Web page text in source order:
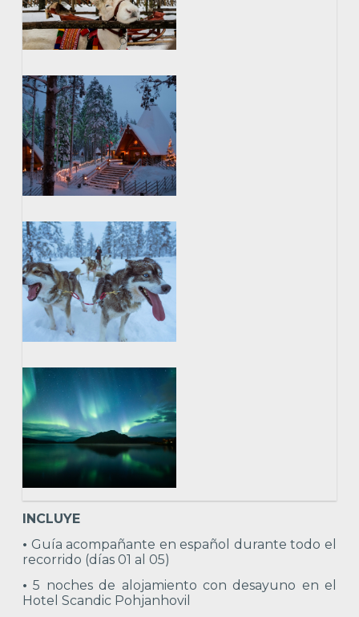
INCLUYE
• Guía acompañante en español durante todo el
recorrido (días 01 al 05)
• 5 noches de alojamiento con desayuno en el
Hotel Scandic Pohjanhovil